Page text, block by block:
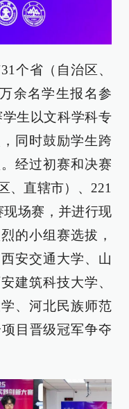
个省（自治区、
余名学生报名参
生以文科学科专
同时鼓励学生跨
经过初赛和决赛
、直辖市）、221
现场赛，并进行现
的小组赛选拔，
安交通大学、山
建筑科技大学、
、河北民族师范
目晋级冠军争夺